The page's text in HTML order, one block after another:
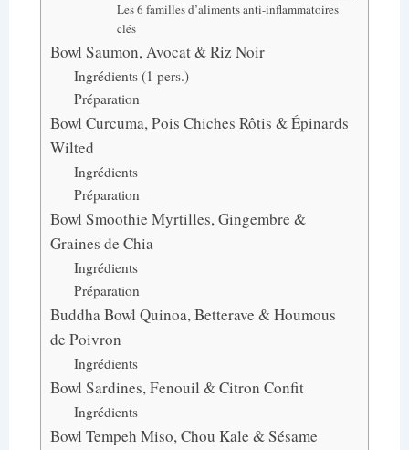
Les 6 familles d’aliments anti-inflammatoires
clés
Bowl Saumon, Avocat & Riz Noir
Ingrédients (1 pers.)
Préparation
Bowl Curcuma, Pois Chiches Rôtis & Épinards
Wilted
Ingrédients
Préparation
Bowl Smoothie Myrtilles, Gingembre &
Graines de Chia
Ingrédients
Préparation
Buddha Bowl Quinoa, Betterave & Houmous
de Poivron
Ingrédients
Bowl Sardines, Fenouil & Citron Confit
Ingrédients
Bowl Tempeh Miso, Chou Kale & Sésame